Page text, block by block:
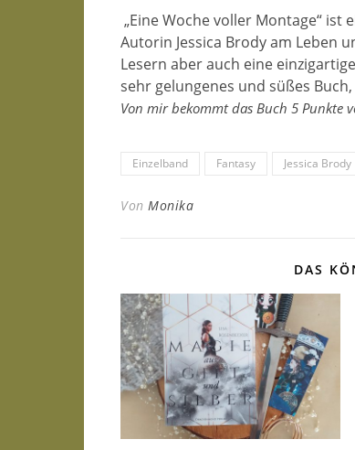
„Eine Woche voller Montage“ ist
Autorin Jessica Brody am Leben
Lesern aber auch eine
sehr gelungenes und süßes
Von mir bekommt das Buch 5 Punkte
Einzelband Fantasy Jessica Brody
Von Monika
DAS